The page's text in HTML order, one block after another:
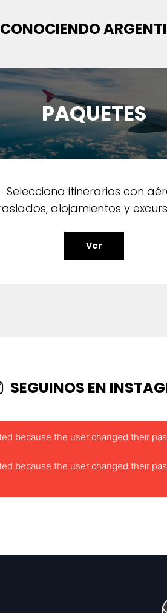
CONOCIENDO
PAQUETES
Selecciona itinerarios con
alojamientos y
Ver
SEGUINOS EN
because the user changed their
because the user changed their